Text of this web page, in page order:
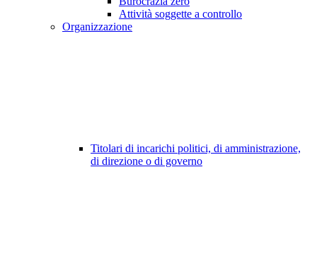
Attività soggette a controllo
Organizzazione
Titolari di incarichi politici, di amministrazione,
di direzione o di governo